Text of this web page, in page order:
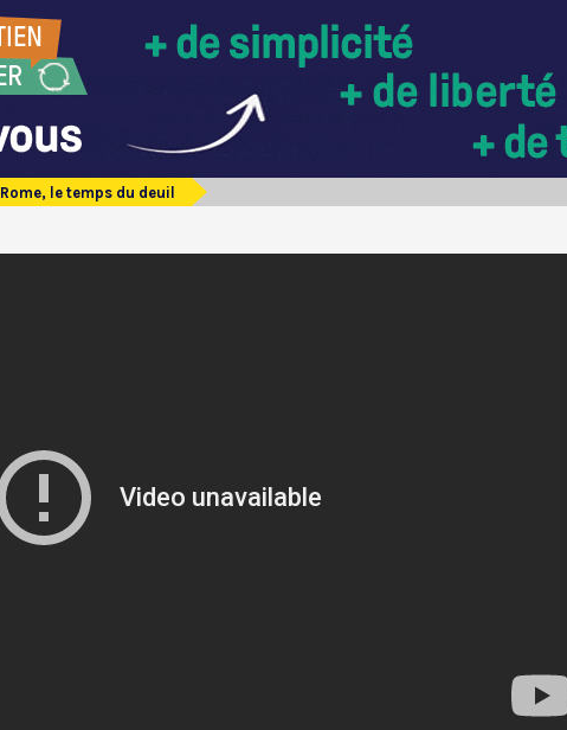
Rome, le temps du deuil